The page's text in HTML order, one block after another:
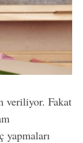
veriliyor. Fakat
yapmaları